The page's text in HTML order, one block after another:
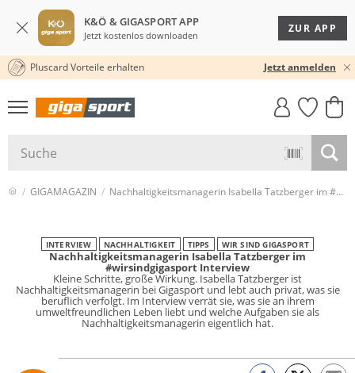
K&Ö & GIGASPORT APP
Jetzt kostenlos downloaden
ZUR APP
KOSTENLOSER VERSAND* & RÜCKVERSAND
30 TAGE RÜCKGABERECHT
Pluscard Vorteile erhalten Jetzt anmelden
GIGASTYLE
FAHRRAD­
MUST-HAVE
GIGAMAGAZIN Nachhaltigkeitsmanagerin Isabella Tatzberger im #wirsindgigasport Interview
INTERVIEW NACHHALTIGKEIT TIPPS WIR SIND GIGASPORT
Nachhaltigkeitsmanagerin Isabella Tatzberger im
#wirsindgigasport Interview
Kleine Schritte, große Wirkung. Isabella Tatzberger ist
Nachhaltigkeitsmanagerin bei Gigasport und lebt auch privat, was sie
beruflich verfolgt. Im Interview verrät sie, was sie an ihrem
umweltfreundlichen Leben liebt und welche Aufgaben sie als
Nachhaltigkeitsmanagerin eigentlich hat.